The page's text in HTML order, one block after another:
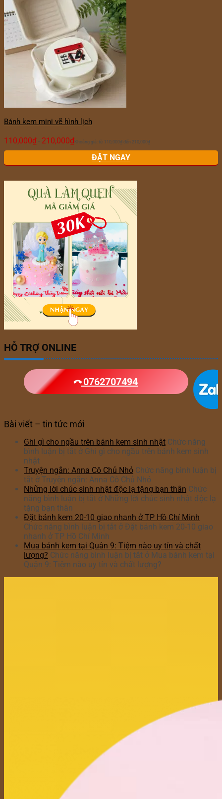
Bánh kem mini vẽ hình lịch
110,000₫ – 210,000₫ Khoảng giá: từ 110,000₫ đến 210,000₫
ĐẶT NGAY
HỖ TRỢ ONLINE
0762707494
Bài viết – tin tức mới
Ghi gì cho ngầu trên bánh kem sinh nhật Chức năng
bình luận bị tắt ở Ghi gì cho ngầu trên bánh kem sinh
nhật
Truyện ngắn: Anna Cô Chủ Nhỏ Chức năng bình luận bị
tắt ở Truyện ngắn: Anna Cô Chủ Nhỏ
Những lời chúc sinh nhật độc lạ tặng bạn thân Chức
năng bình luận bị tắt ở Những lời chúc sinh nhật độc lạ
tặng bạn thân
Đặt bánh kem 20-10 giao nhanh ở TP Hồ Chí Minh
Chức năng bình luận bị tắt ở Đặt bánh kem 20-10 giao
nhanh ở TP Hồ Chí Minh
Mua bánh kem tại Quận 9: Tiệm nào uy tín và chất
lượng? Chức năng bình luận bị tắt ở Mua bánh kem tại
Quận 9: Tiệm nào uy tín và chất lượng?